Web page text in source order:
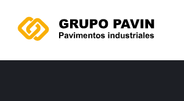
contenido